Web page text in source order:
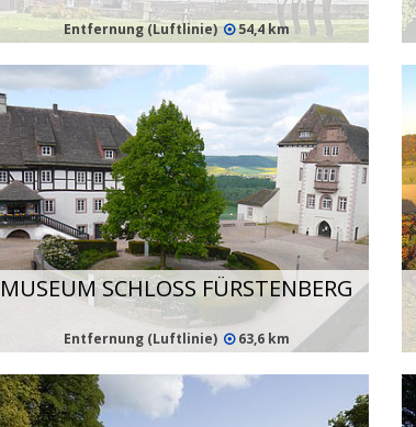
Entfernung (Luftlinie) 54,4 km
MUSEUM SCHLOSS FÜRSTENBERG
Entfernung (Luftlinie) 63,6 km